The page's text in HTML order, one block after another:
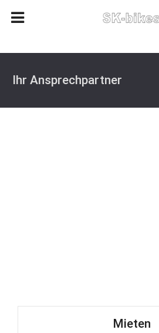
Ihr Ansprechpartner
Mieten